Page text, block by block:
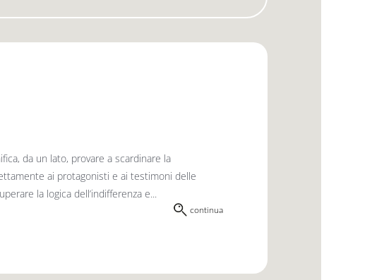
da un lato, provare a scardinare la
ai protago­nisti e ai testimoni delle
la logica dell’indiffe­renza e...
continua